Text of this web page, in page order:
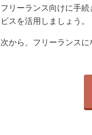
フリーランス向けに手
ビスを活用しましょう。
次から、フリーランス